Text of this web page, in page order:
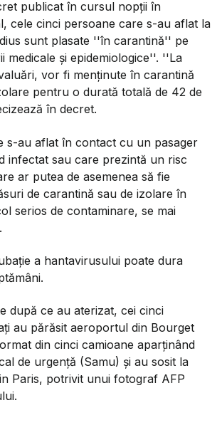
publicat în cursul nopții în
cele cinci persoane care s-au aflat la
sunt plasate ''în carantină'' pe
medicale și epidemiologice''. ''La
vor fi menținute în carantină
pentru o durată totală de 42 de
în decret.
s-au aflat în contact cu un pasager
infectat sau care prezintă un risc
ar putea de asemenea să fie
de carantină sau de izolare în
serios de contaminare, se mai
a hantavirusului poate dura
după ce au aterizat, cei cinci
au părăsit aeroportul din Bourget
din cinci camioane aparținând
de urgență (Samu) și au sosit la
Paris, potrivit unui fotograf AFP